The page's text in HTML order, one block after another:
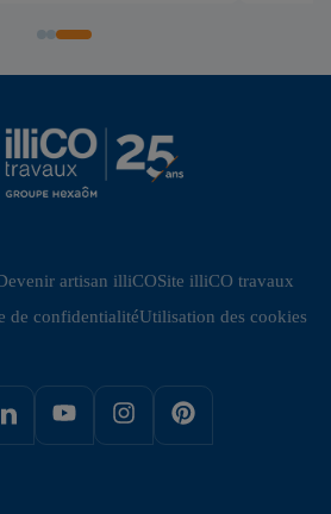
artisan illiCOSite illiCO travaux
de confidentialitéUtilisation des cookies